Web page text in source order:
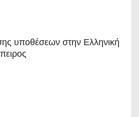
υποθέσεων στην Ελληνική